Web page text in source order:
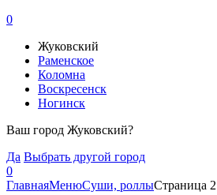
0
Жуковский
Раменское
Коломна
Воскресенск
Ногинск
Ваш город Жуковский?
Да Выбрать другой город
0
ГлавнаяМенюСуши, роллыСтраница 2